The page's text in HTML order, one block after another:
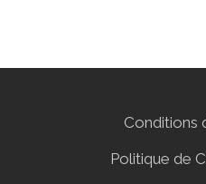
Conditions
Politique de